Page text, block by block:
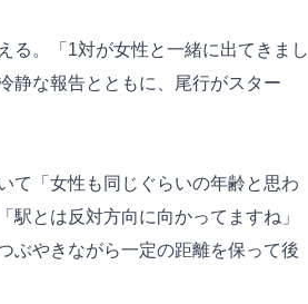
る。「1対が女性と一緒に出てきまし
静な報告とともに、尾行がスター
て「女性も同じぐらいの年齢と思わ
とは反対方向に向かってますね」
ぶやきながら一定の距離を保って後